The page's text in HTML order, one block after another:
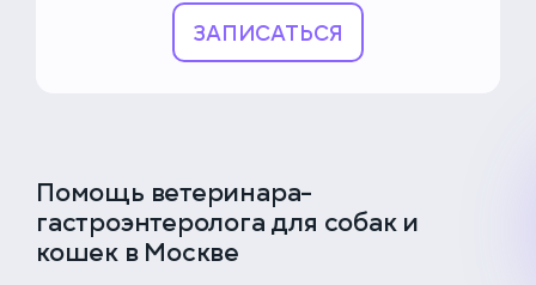
ЗАПИСАТЬСЯ
Помощь ветеринара-
гастроэнтеролога для собак и
кошек в Москве